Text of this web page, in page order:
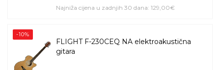
Najniža cijena u zadnjih 30 dana: 129,00€
-10%
FLIGHT F-230CEQ NA elektroakustična
gitara